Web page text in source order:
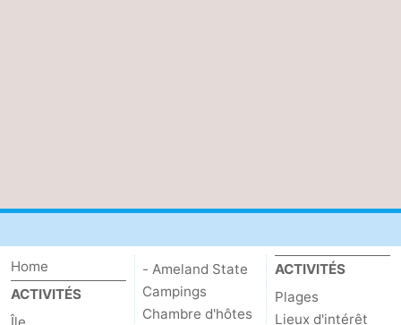
Home
ACTIVITÉS
Île
- Ameland State
Campings
Chambre d'hôtes
ACTIVITÉS
Plages
Lieux d'intérêt